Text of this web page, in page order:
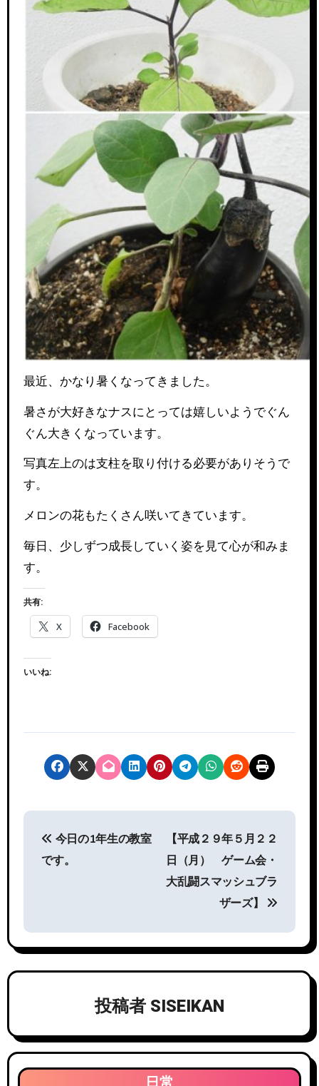
最近、かなり暑くなってきました。
暑さが大好きなナスにとっては嬉しいようでぐん
ぐん大きくなっています。
写真左上のは支柱を取り付ける必要がありそうで
す。
メロンの花もたくさん咲いてきています。
毎日、少しずつ成長していく姿を見て心が和みま
す。
共有:
X
Facebook
いいね:
投
稿
ゲ
ー
ョ
ン
今日の1年生の教室
です。
【平成２９年５月２２
日（月） ゲーム会・
大乱闘スマッシュブラ
ザーズ】
投稿者 SISEIKAN